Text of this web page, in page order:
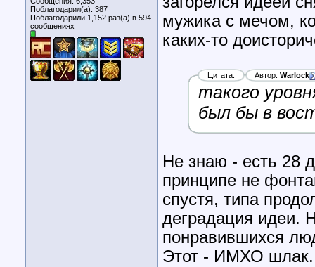
Поблагодарил(а): 387
Поблагодарили 1,152 раз(а) в 594
сообщениях
мужика с мечом,
каких-то
Цитата: Автор: Warlock
такого
был бы в
Не знаю - есть 28
принципе не
спустя, типа
деградация идеи.
понравившихся
Этот - ИМХО шлак.